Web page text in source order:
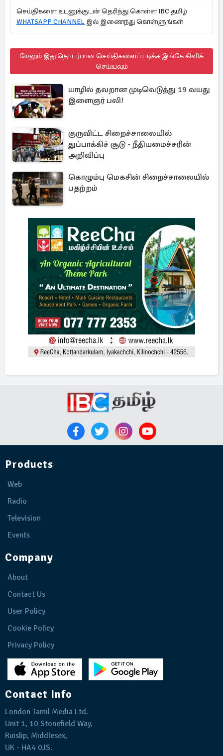
செய்திகளை உடனுக்குடன் தெரிந்து கொள்ள IBC தமிழ்
WHATSAPP CHANNEL இல் இணைந்து கொள்ளுங்கள்
மேலும் இது தொடர்பான செய்திகளைப் படிக்க இங்கே கிளிக்
செய்யவும்
யாழில் தவறான முடிவெடுத்து 19 வயது
இளைஞர் பலி!
குருவிட்ட சிறைச்சாலையில்
துப்பாக்கிச் சூடு - நீதியமைச்சரின்
அறிவிப்பு
கொழும்பு மெகசின் சிறைச்சாலையில்
பதற்றம்
Products
Web
Radio
Television
Events
Company
About
Contact Us
User Policy
Cookie Policy
Privacy Policy
Contact Info
London Tamil Media Ltd.
Unit 1, 10 Stonefield Way,
Ruislip, Middlesex,
UK - HA4 0JS.